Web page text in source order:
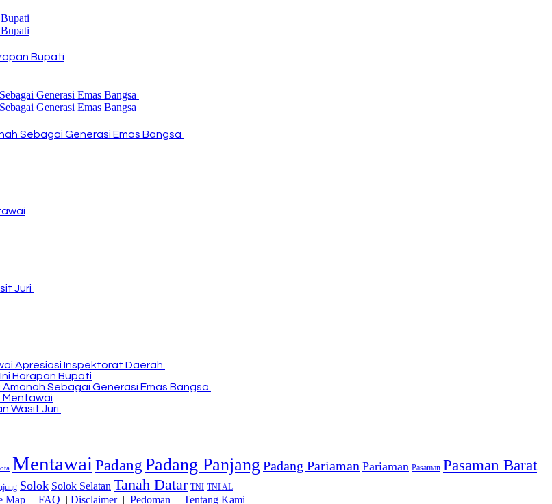
Bupati
Sebagai Generasi Emas Bangsa
Juri
Apresiasi Inspektorat Daerah
Harapan Bupati
Sebagai Generasi Emas Bangsa
Mentawai
Wasit Juri
Mentawai PadangPadang Panjang Padang Pariaman Pariaman Pasaman Pasaman Barat
Solok Solok Selatan Tanah Datar TNI TNI AL
Map | FAQ | Disclaimer| Pedoman | Tentang Kami